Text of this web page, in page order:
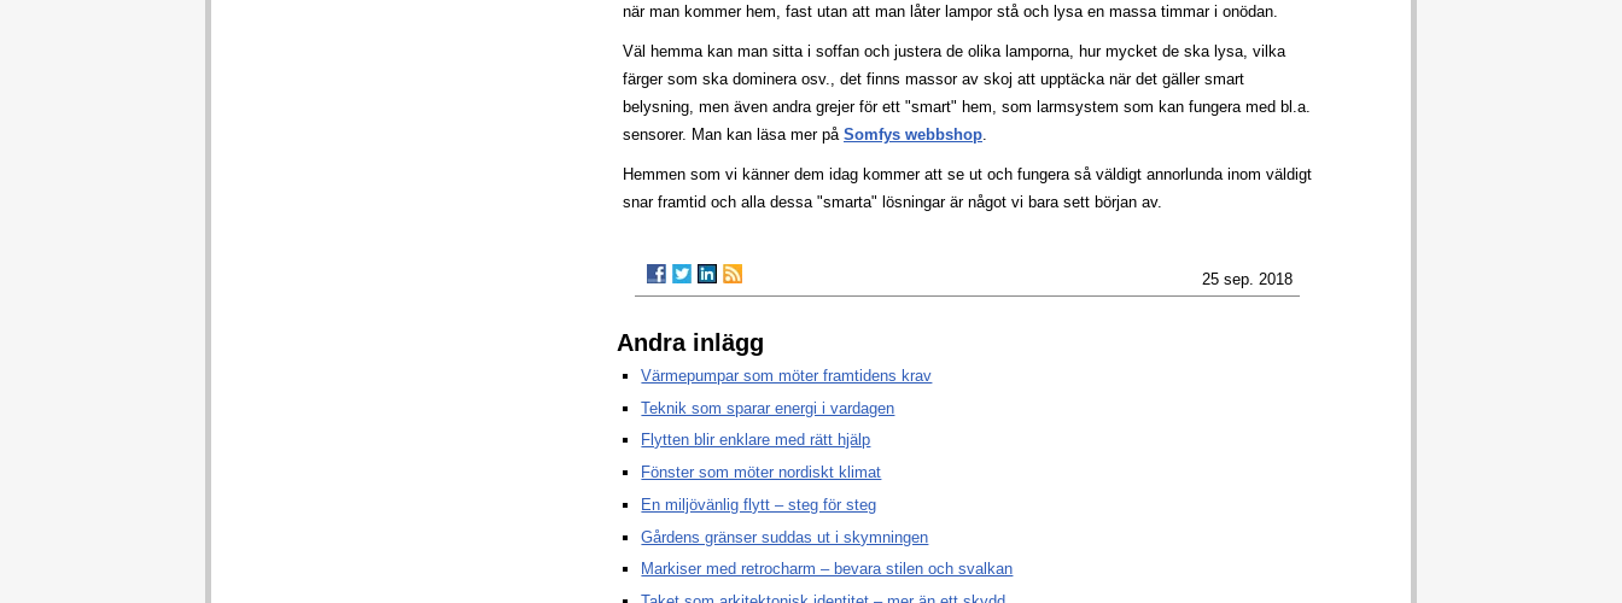
när man kommer hem, fast utan att man låter lampor stå och lysa en massa timmar i onödan.
Väl hemma kan man sitta i soffan och justera de olika lamporna, hur mycket de ska lysa, vilka
färger som ska dominera osv., det finns massor av skoj att upptäcka när det gäller smart
belysning, men även andra grejer för ett "smart" hem, som larmsystem som kan fungera med bl.a.
sensorer. Man kan läsa mer på Somfys webbshop
Hemmen som vi känner dem idag kommer att se ut och fungera så väldigt annorlunda inom väldigt
snar framtid och alla dessa "smarta" lösningar är något vi bara sett början av.
25 sep. 2018
Andra inlägg
Värmepumpar som möter framtidens krav
Teknik som sparar energi i vardagen
Flytten blir enklare med rätt hjälp
Fönster som möter nordiskt klimat
En miljövänlig flytt – steg för steg
Gårdens gränser suddas ut i skymningen
Markiser med retrocharm – bevara stilen och svalkan